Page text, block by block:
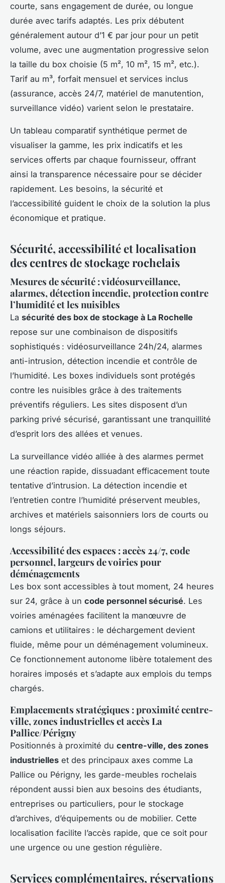
courte, sans engagement de durée, ou longue
durée avec tarifs adaptés. Les prix débutent
généralement autour d’1 € par jour pour un petit
volume, avec une augmentation progressive selon
la taille du box choisie (5 m², 10 m², 15 m², etc.).
Tarif au m³, forfait mensuel et services inclus
(assurance, accès 24/7, matériel de manutention,
surveillance vidéo) varient selon le prestataire.
Un tableau comparatif synthétique permet de
visualiser la gamme, les prix indicatifs et les
services offerts par chaque fournisseur, offrant
ainsi la transparence nécessaire pour se décider
rapidement. Les besoins, la sécurité et
l’accessibilité guident le choix de la solution la plus
économique et pratique.
Sécurité, accessibilité et localisation
des centres de stockage rochelais
Mesures de sécurité : vidéosurveillance,
alarmes, détection incendie, protection contre
l’humidité et les nuisibles
La sécurité des box de stockage à La Rochelle
repose sur une combinaison de dispositifs
sophistiqués : vidéosurveillance 24h/24, alarmes
anti-intrusion, détection incendie et contrôle de
l’humidité. Les boxes individuels sont protégés
contre les nuisibles grâce à des traitements
préventifs réguliers. Les sites disposent d’un
parking privé sécurisé, garantissant une tranquillité
d’esprit lors des allées et venues.
La surveillance vidéo alliée à des alarmes permet
une réaction rapide, dissuadant efficacement toute
tentative d’intrusion. La détection incendie et
l’entretien contre l’humidité préservent meubles,
archives et matériels saisonniers lors de courts ou
longs séjours.
Accessibilité des espaces : accès 24/7, code
personnel, largeurs de voiries pour
déménagements
Les box sont accessibles à tout moment, 24 heures
sur 24, grâce à un code personnel sécurisé. Les
voiries aménagées facilitent la manœuvre de
camions et utilitaires : le déchargement devient
fluide, même pour un déménagement volumineux.
Ce fonctionnement autonome libère totalement des
horaires imposés et s’adapte aux emplois du temps
chargés.
Emplacements stratégiques : proximité centre-
ville, zones industrielles et accès La
Pallice/Périgny
Positionnés à proximité du centre-ville, des zones
industrielles et des principaux axes comme La
Pallice ou Périgny, les garde-meubles rochelais
répondent aussi bien aux besoins des étudiants,
entreprises ou particuliers, pour le stockage
d’archives, d’équipements ou de mobilier. Cette
localisation facilite l’accès rapide, que ce soit pour
une urgence ou une gestion régulière.
Services complémentaires, réservations